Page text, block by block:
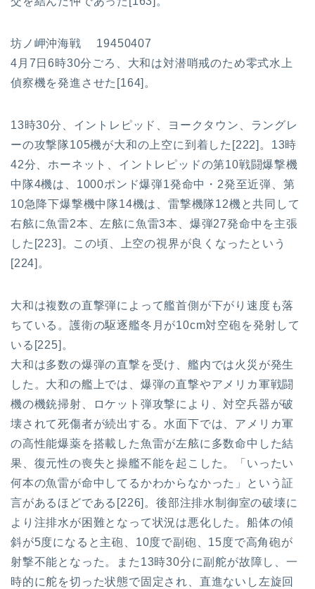
坊ノ岬沖海戦 19450407
4月7日6時30分ごろ、大和は対潜哨戒のため零式水上
偵察機を発進させた[164]。
13時30分、イントレピッド、ヨークタウン、ラングレ
ーの攻撃隊105機が大和の上空に到着した[222]。13時
42分、ホーネット、イントレピッドの第10戦闘爆撃機
中隊4機は、1000ポンド爆弾1発命中・2発至近弾、第
10急降下爆撃機中隊14機は、雷撃機隊12機と共同して
右舷に魚雷2本、左舷に魚雷3本、爆弾27発命中を主張
した[223]。この頃、上空の視界が良くなったという
[224]。
大和は複数の直撃弾によって艦首側が下がり速度も落
ちている。護衛の駆逐艦冬月が10cm対空砲を発射して
いる[225]。
大和は多数の爆弾の直撃を受け、艦内では火災が発生
した。大和の艦上では、爆弾の直撃やアメリカ軍戦闘
機の機銃掃射、ロケット弾攻撃により、対空兵器が破
壊されて死傷者が続出する。水面下では、アメリカ軍
の高性能爆薬を搭載した魚雷が左舷に多数命中した結
果、復元性の喪失と操艦不能を起こした。「いったい
何本の魚雷が命中してるかわからなかった」という証
言があるほどである[226]。後部注排水制御室の破壊に
より注排水が困難となって状況は悪化した。船体の傾
斜が5度になると主砲、10度で副砲、15度で高角砲が
射撃不能となった。また13時30分に副舵が故障し、一
時的に舵を切った状態で固定され、直進ないし左旋回